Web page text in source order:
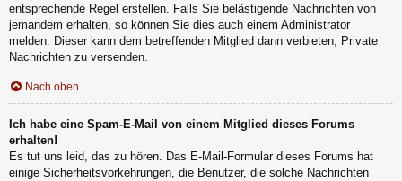
entsprechende Regel erstellen. Falls Sie belästigende Nachrichten von
jemandem erhalten, so können Sie dies auch einem Administrator
melden. Dieser kann dem betreffenden Mitglied dann verbieten, Private
Nachrichten zu versenden.
Nach oben
Ich habe eine Spam-E-Mail von einem Mitglied dieses Forums
erhalten!
Es tut uns leid, das zu hören. Das E-Mail-Formular dieses Forums hat
einige Sicherheitsvorkehrungen, die Benutzer, die solche Nachrichten